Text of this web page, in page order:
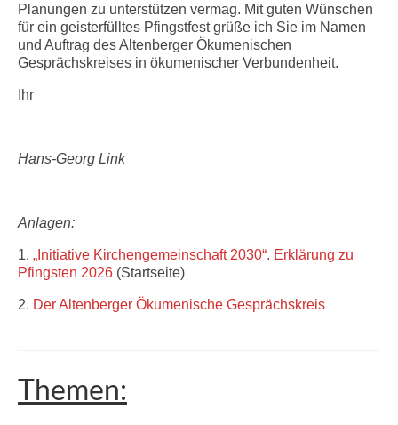
Planungen zu unterstützen vermag. Mit guten Wünschen
für ein geisterfülltes Pfingstfest grüße ich Sie im Namen
und Auftrag des Altenberger Ökumenischen
Gesprächskreises in ökumenischer Verbundenheit.
Ihr
Hans-Georg Link
Anlagen:
1. „Initiative Kirchengemeinschaft 2030“. Erklärung zu
Pfingsten 2026 (Startseite)
2. Der Altenberger Ökumenische Gesprächskreis
Themen: